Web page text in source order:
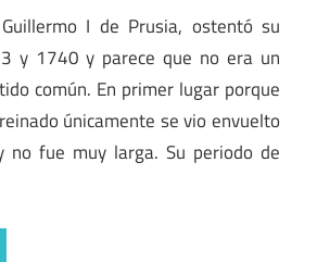
I de Prusia, ostentó su
y 1740 y parece que no era un
común. En primer lugar porque
únicamente se vio envuelto
no fue muy larga. Su periodo de